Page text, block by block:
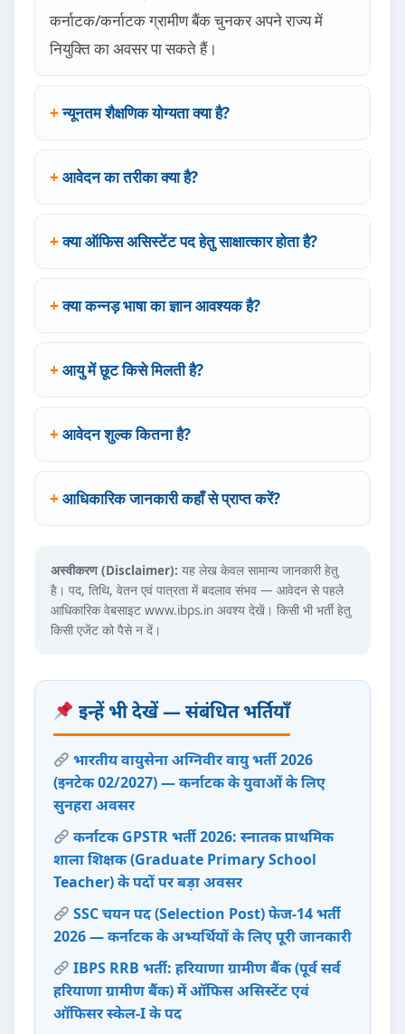
कर्नाटक/कर्नाटक ग्रामीण बैंक चुनकर अपने राज्य में
नियुक्ति का अवसर पा सकते हैं।
न्यूनतम शैक्षणिक योग्यता क्या है?
आवेदन का तरीका क्या है?
क्या ऑफिस असिस्टेंट पद हेतु साक्षात्कार होता है?
क्या कन्नड़ भाषा का ज्ञान आवश्यक है?
आयु में छूट किसे मिलती है?
आवेदन शुल्क कितना है?
आधिकारिक जानकारी कहाँ से प्राप्त करें?
अस्वीकरण (Disclaimer): यह लेख केवल सामान्य जानकारी हेतु
है। पद, तिथि, वेतन एवं पात्रता में बदलाव संभव — आवेदन से पहले
आधिकारिक वेबसाइट www.ibps.in अवश्य देखें। किसी भी भर्ती हेतु
किसी एजेंट को पैसे न दें।
इन्हें भी देखें — संबंधित भर्तियाँ
भारतीय वायुसेना अग्निवीर वायु भर्ती 2026
(इनटेक 02/2027) — कर्नाटक के युवाओं के लिए
सुनहरा अवसर
कर्नाटक GPSTR भर्ती 2026: स्नातक प्राथमिक
शाला शिक्षक (Graduate Primary School
Teacher) के पदों पर बड़ा अवसर
SSC चयन पद (Selection Post) फेज-14 भर्ती
2026 — कर्नाटक के अभ्यर्थियों के लिए पूरी जानकारी
IBPS RRB भर्ती: हरियाणा ग्रामीण बैंक (पूर्व सर्व
हरियाणा ग्रामीण बैंक) में ऑफिस असिस्टेंट एवं
ऑफिसर स्केल-I के पद